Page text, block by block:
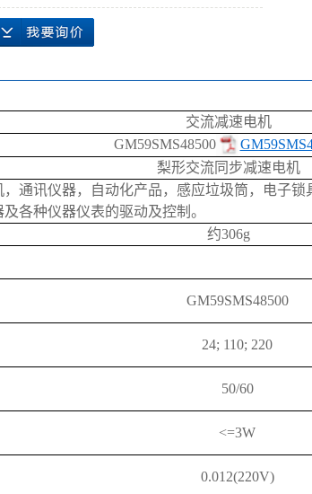
交流减速电机
GM59SMS48500
梨形交流同步减速电机
，通讯仪器，自动化产品，感应垃圾筒，电子
各种仪器仪表的驱动及控制。
约306g
GM59SMS48500
24; 110; 220
50/60
<=3W
0.012(220V)